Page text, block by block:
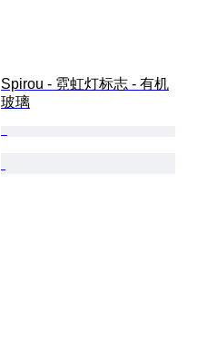
Spirou - 霓虹灯标志 - 有机
玻璃